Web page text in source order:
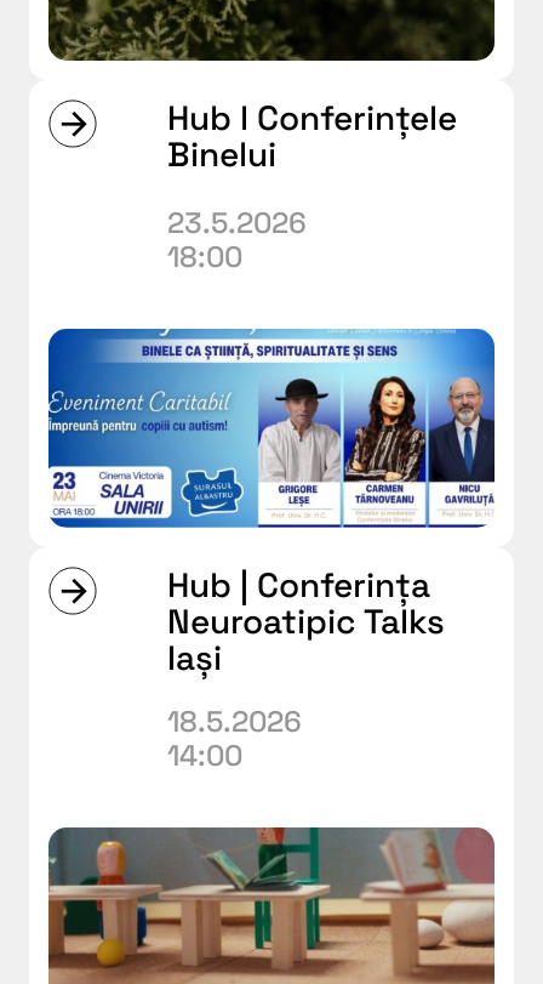
Hub l Conferințele
Binelui
23.5.2026
18:00
Hub | Conferința
Neuroatipic Talks
Iași
18.5.2026
14:00